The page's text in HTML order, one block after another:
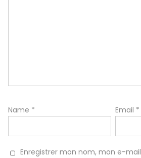
Name * Email *
Enregistrer mon nom, mon e-